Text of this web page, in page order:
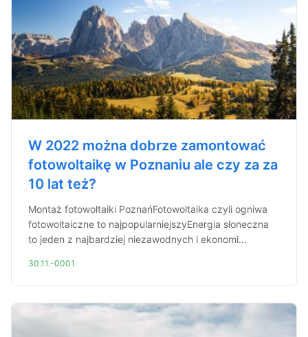
W 2022 można dobrze zamontować
fotowoltaikę w Poznaniu ale czy za za
10 lat też?
Montaż fotowoltaiki PoznańFotowoltaika czyli ogniwa
fotowoltaiczne to najpopularniejszyEnergia słoneczna
to jeden z najbardziej niezawodnych i ekonomi...
30.11.-0001